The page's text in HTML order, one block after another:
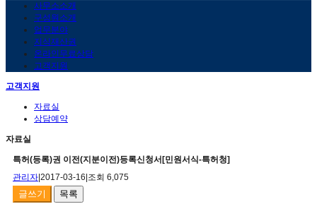
사무소소개
구성원소개
업무분야
지식재산권
온라인무료상담
고객지원
고객지원
자료실
상담예약
자료실
특허(등록)권 이전(지분이전)등록신청서[민원서식-특허청]
관리자 2017-03-16 조회 6,075
글쓰기 목록